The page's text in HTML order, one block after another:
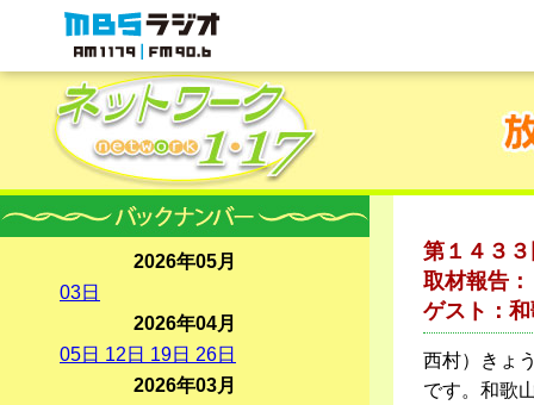
MBSラジオ 1179|FM90.6
第１４３
取材報告
ゲスト：
西村）きょ
です。和歌
2026年05月
03日
2026年04月
05日 12 日 19日 26日
2026年03月